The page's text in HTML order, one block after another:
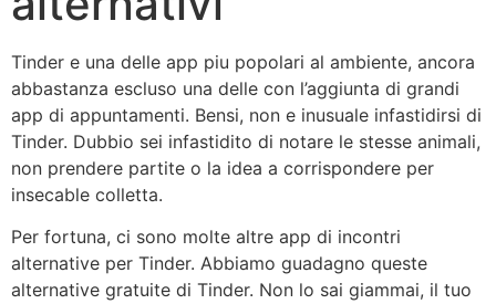
Tinder e una delle app piu popolari al ambiente, ancora
abbastanza escluso una delle con l’aggiunta di grandi
app di appuntamenti. Bensi, non e inusuale infastidirsi di
Tinder. Dubbio sei infastidito di notare le stesse animali,
non prendere partite o la idea a corrispondere per
insecable colletta.
Per fortuna, ci sono molte altre app di incontri
alternative per Tinder. Abbiamo guadagno queste
alternative gratuite di Tinder. Non lo sai giammai, il tuo